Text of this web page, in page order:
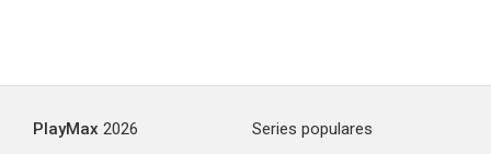
PlayMax 2026
Series populares